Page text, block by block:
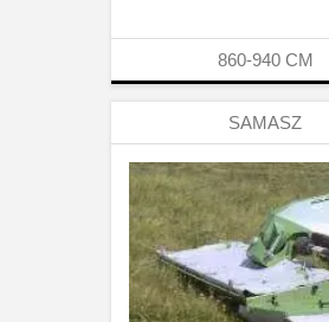
860-940 CM
SAMASZ